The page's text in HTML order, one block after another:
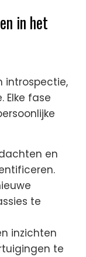
in het
introspectie,
Elke fase
en
te
inzichten
te